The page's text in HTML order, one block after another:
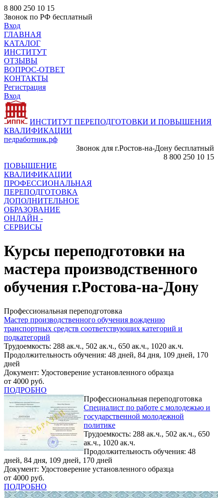
8 800 250 10 15
Звонок по РФ бесплатный
Вход
ГЛАВНАЯ
КАТАЛОГ
ИНСТИТУТ
ОТЗЫВЫ
ВОПРОС-ОТВЕТ
КОНТАКТЫ
Регистрация
Вход
ИНСТИТУТ ПЕРЕПОДГОТОВКИ И ПОВЫШЕНИЯ
КВАЛИФИКАЦИИ
педработник.рф
Звонок для г.Ростов-на-Дону бесплатный
8 800 250 10 15
ПОВЫШЕНИЕ
КВАЛИФИКАЦИИ
ПРОФЕССИОНАЛЬНАЯ
ПЕРЕПОДГОТОВКА
ДОПОЛНИТЕЛЬНОЕ
ОБРАЗОВАНИЕ
ОНЛАЙН -
СЕРВИСЫ
Курсы переподготовки на
мастера производственного
обучения г.Ростова-на-Дону
Профессиональная переподготовка
Мастер производственного обучения вождению
транспортных средств соответствующих категорий и
подкатегорий
Трудоемкость: 288 ак.ч., 502 ак.ч., 650 ак.ч., 1020 ак.ч.
Продолжительность обучения: 48 дней, 84 дня, 109 дней, 170
дней
Документ: Удостоверение установленного образца
от 4000 руб.
ПОДРОБНО
Профессиональная переподготовка
Специалист по работе с молодежью и
государственной молодежной
политике
Трудоемкость: 288 ак.ч., 502 ак.ч., 650
ак.ч., 1020 ак.ч.
Продолжительность обучения: 48
дней, 84 дня, 109 дней, 170 дней
Документ: Удостоверение установленного образца
от 4000 руб.
ПОДРОБНО